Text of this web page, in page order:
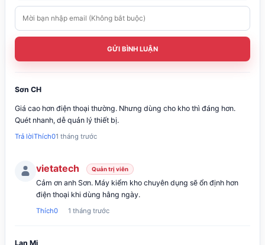
GỬI BÌNH LUẬN
Sơn CH
Giá cao hơn điện thoại thường. Nhưng dùng cho kho thì đáng hơn.
Quét nhanh, dễ quản lý thiết bị.
Trả lờiThích01 tháng trước
vietatech Quản trị viên
Cảm ơn anh Sơn. Máy kiểm kho chuyên dụng sẽ ổn định hơn
điện thoại khi dùng hằng ngày.
Thích0 1 tháng trước
Lan Mi